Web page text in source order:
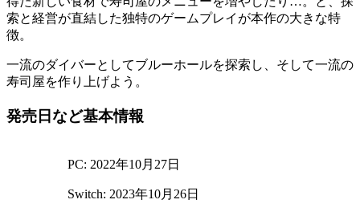
索と経営が直結した独特のゲームプレイ が本作の大きな特
徴。
一流のダイバーとしてブルーホールを探索し、そして一流の
寿司屋を作り上げよう。
発売日など基本情報
PC: 2022年10月27日
Switch: 2023年10月26日